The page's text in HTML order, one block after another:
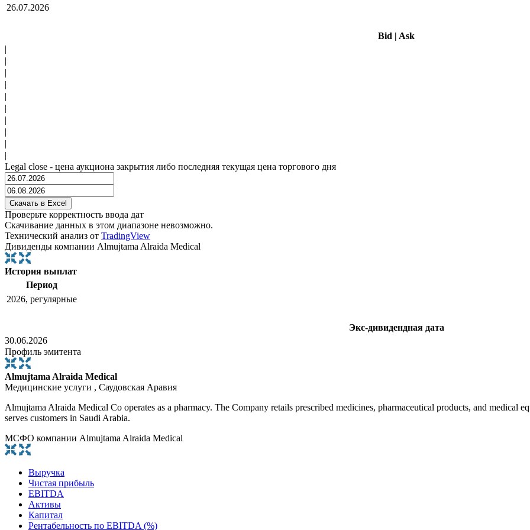
26.07.2026
Bid | Ask
|
|
|
|
|
|
|
|
|
|
Legal close - цена аукциона закрытия либо последняя текущая цена торгового дня
Проверьте корректность ввода дат
Скачивание данных в этом диапазоне невозможно.
Технический анализ от TradingView
Дивиденды компании Almujtama Alraida Medical
История выплат
Период
2026, регулярные
Экс-дивидендная дата
30.06.2026
Профиль эмитента
Almujtama Alraida Medical
Медицинские услуги , Саудовская Аравия
Almujtama Alraida Medical Co operates as a pharmacy. The Company retails prescribed medicines, pharmaceutical products, and medical
serves customers in Saudi Arabia.
МСФО компании Almujtama Alraida Medical
Выручка
Чистая прибыль
EBITDA
Активы
Капитал
Рентабельность по EBITDA (%)